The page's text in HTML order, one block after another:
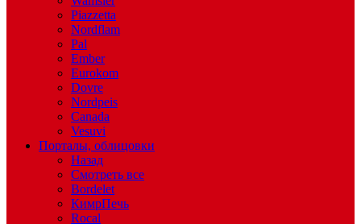
Piazzetta
Nordflam
Pal
Ember
Eurokom
Dovre
Nordpeis
Canada
Vesuvi
Порталы, облицовки
Назад
Смотреть все
Bordelet
КимрПечь
Rocal